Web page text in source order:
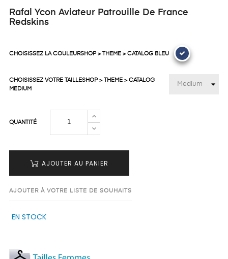
Rafal Ycon Aviateur Patrouille De France
Redskins
CHOISISSEZ LA COULEURSHOP > THEME > CATALOG BLEU
CHOISISSEZ VOTRE TAILLESHOP > THEME > CATALOG
MEDIUM
QUANTITÉ
AJOUTER AU PANIER
AJOUTER À VOTRE LISTE DE SOUHAITS
EN STOCK